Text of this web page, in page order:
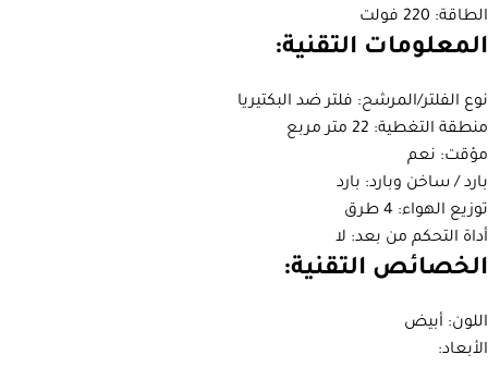
الطاقة: 220 فولت
المعلومات التقنية:
نوع الفلتر/المرشح: فلتر ضد البكتيريا
منطقة التغطية: 22 متر مربع
مؤقت: نعم
بارد / ساخن وبارد: بارد
توزيع الهواء: 4 طرق
أداة التحكم من بعد: لا
الخصائص التقنية:
اللون: أبيض
الأبعاد: